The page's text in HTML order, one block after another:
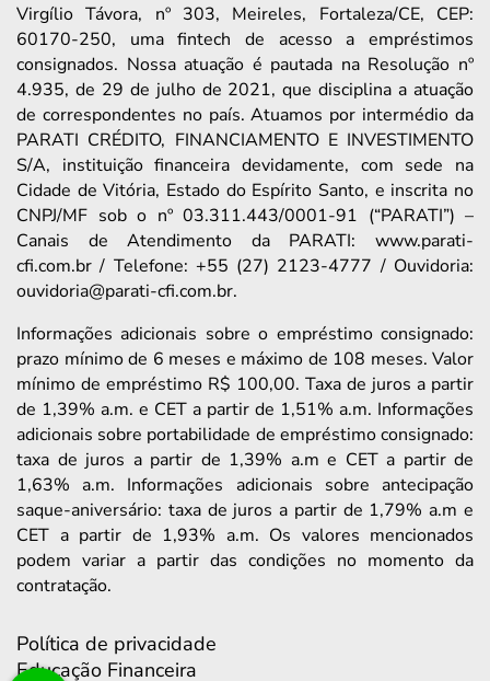
Virgílio Távora, nº 303, Meireles, Fortaleza/CE, CEP:
60170-250, uma fintech de acesso a empréstimos
consignados. Nossa atuação é pautada na Resolução nº
4.935, de 29 de julho de 2021, que disciplina a atuação
de correspondentes no país. Atuamos por intermédio da
PARATI CRÉDITO, FINANCIAMENTO E INVESTIMENTO
S/A, instituição financeira devidamente, com sede na
Cidade de Vitória, Estado do Espírito Santo, e inscrita no
CNPJ/MF sob o nº 03.311.443/0001-91 (“PARATI”) –
Canais de Atendimento da PARATI: www.parati-
cfi.com.br / Telefone: +55 (27) 2123-4777 / Ouvidoria:
ouvidoria@parati-cfi.com.br.
Informações adicionais sobre o empréstimo consignado:
prazo mínimo de 6 meses e máximo de 108 meses. Valor
mínimo de empréstimo R$ 100,00. Taxa de juros a partir
de 1,39% a.m. e CET a partir de 1,51% a.m. Informações
adicionais sobre portabilidade de empréstimo consignado:
taxa de juros a partir de 1,39% a.m e CET a partir de
1,63% a.m. Informações adicionais sobre antecipação
saque-aniversário: taxa de juros a partir de 1,79% a.m e
CET a partir de 1,93% a.m. Os valores mencionados
podem variar a partir das condições no momento da
contratação.
Política de privacidade
Educação Financeira